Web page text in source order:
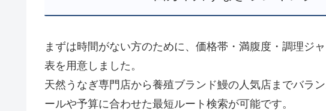
まずは時間がない方のために、価格帯・満腹度・調理ジ
表を用意しました。
天然うなぎ専門店から養殖ブランド鰻の人気店までバラ
ールや予算に合わせた最短ルート検索が可能です。